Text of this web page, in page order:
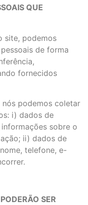
QUE
site, podemos
de forma
fornecidos
nós podemos coletar
i) dados de
sobre o
ii) dados de
telefone, e-
SER